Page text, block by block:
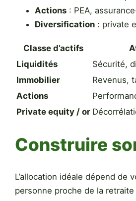
Actions : PEA,
Diversification : private
Classe d’actifs
Liquidités
Sécurité,
Immobilier
Revenus,
Actions
Private equity / or
Construire
L’allocation idéale dépend de
personne proche de la